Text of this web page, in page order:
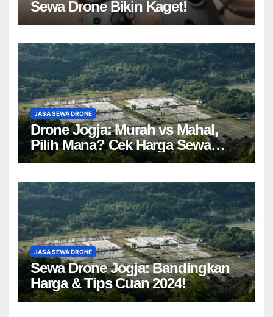
Sewa Drone Bikin Kaget!
JASA SEWA DRONE
Drone Jogja: Murah vs Mahal,
Pilih Mana? Cek Harga Sewa
Drone Yogyakarta!
JASA SEWA DRONE
Sewa Drone Jogja: Bandingkan
Harga & Tips Cuan 2024!